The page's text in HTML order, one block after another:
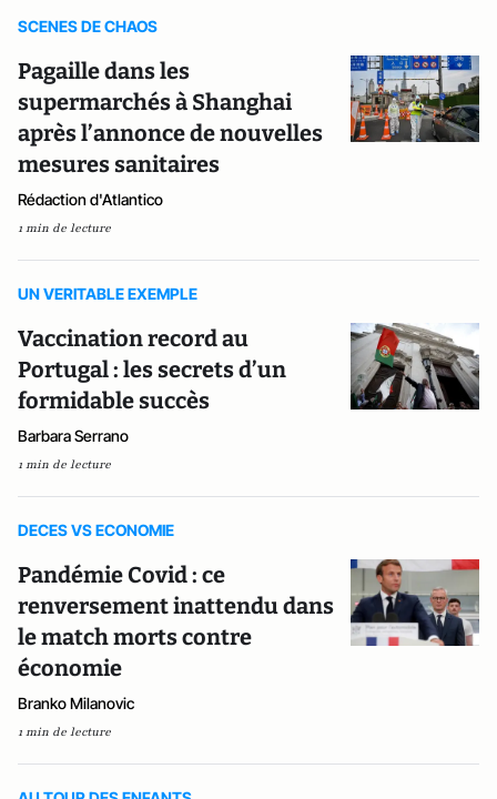
SCENES DE CHAOS
Pagaille dans les
supermarchés à Shanghai
après l’annonce de nouvelles
mesures sanitaires
Rédaction d'Atlantico
1 min de lecture
UN VERITABLE EXEMPLE
Vaccination record au
Portugal : les secrets d’un
formidable succès
Barbara Serrano
1 min de lecture
DECES VS ECONOMIE
Pandémie Covid : ce
renversement inattendu dans
le match morts contre
économie
Branko Milanovic
1 min de lecture